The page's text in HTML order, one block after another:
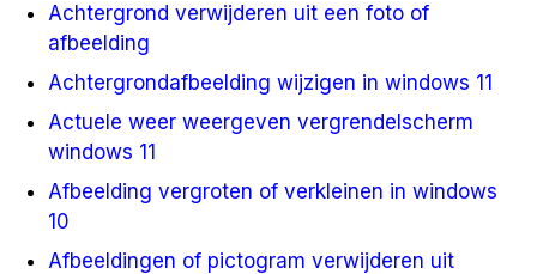
Achtergrond verwijderen uit een foto of
afbeelding
Achtergrondafbeelding wijzigen in windows 11
Actuele weer weergeven vergrendelscherm
windows 11
Afbeelding vergroten of verkleinen in windows
10
Afbeeldingen of pictogram verwijderen uit